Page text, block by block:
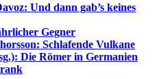
Und dann gab’s keines
Gegner
Schlafende Vulkane
Die Römer in Germanien